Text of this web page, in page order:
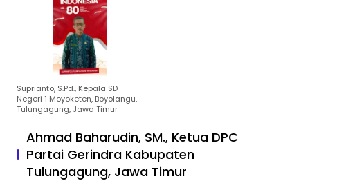
Suprianto, S.Pd., Kepala SD
Negeri 1 Moyoketen, Boyolangu,
Tulungagung, Jawa Timur
Ahmad Baharudin, SM., Ketua DPC
Partai Gerindra Kabupaten
Tulungagung, Jawa Timur